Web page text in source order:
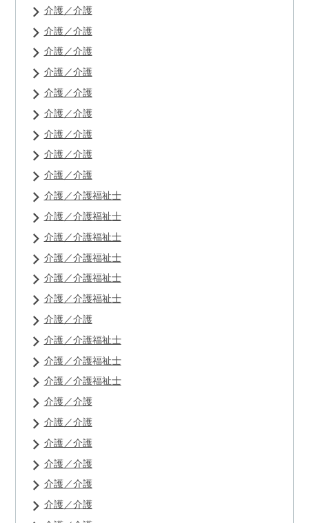
介護／介護
介護／介護
介護／介護
介護／介護
介護／介護
介護／介護
介護／介護
介護／介護
介護／介護
介護／介護福祉士
介護／介護福祉士
介護／介護福祉士
介護／介護福祉士
介護／介護福祉士
介護／介護福祉士
介護／介護
介護／介護福祉士
介護／介護福祉士
介護／介護福祉士
介護／介護
介護／介護
介護／介護
介護／介護
介護／介護
介護／介護